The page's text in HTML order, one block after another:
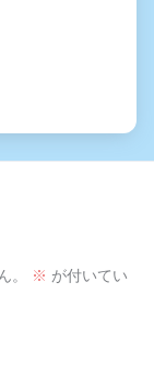
。 ※ が付いてい